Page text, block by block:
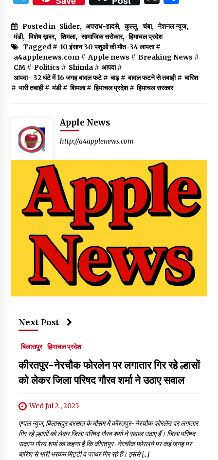
Posted in Slider, अपराध-हादसे, कुल्लू, चंबा, नेशनल न्यूज,
मंडी, विशेष ख़बर, शिमला, सामाजिक सरोकार, हिमाचल प्रदेश
Tagged # 10 इंसान 30 पशुओं की मौत-34 लापता#
a4applenews.com# Apple news # Breaking News #
CM# Politics # Shimla# आपदा#
आपदा- 32 घंटे में 16 जगह बादल फटे# बाढ़# बादल फटने से तबाही# बारिश
# भारी तबाही# मंडी# शिमला# हिमाचल प्रदेश# हिमाचल सरकार
Apple News
http://a4applenews.com
Next Post
बिलासपुर हिमाचल प्रदेश
कीरतपुर-नेरचौक फोरलेन पर लगातार गिर रहे ल्हासों
को लेकर जिला परिषद गौरव शर्मा ने उठाए सवाल
Wed Jul 2 , 2025
एप्पल न्यूज, बिलासपुर बरसात के मौसम में कीरतपुर-नेरचौक फोरलेन पर लगातार
गिर रहे ल्हासों को लेकर जिला परिषद गौरव शर्मा ने सवाल उठाए हैं। जिला परिषद
सदस्य गौरव शर्मा का कहना है कि कीरतपुर-नेरचौक फोरलने पर कई जगह पर
बारिश से भारी भरकम मिट्टी व पत्थर गिर रहे हैं। इससे […]